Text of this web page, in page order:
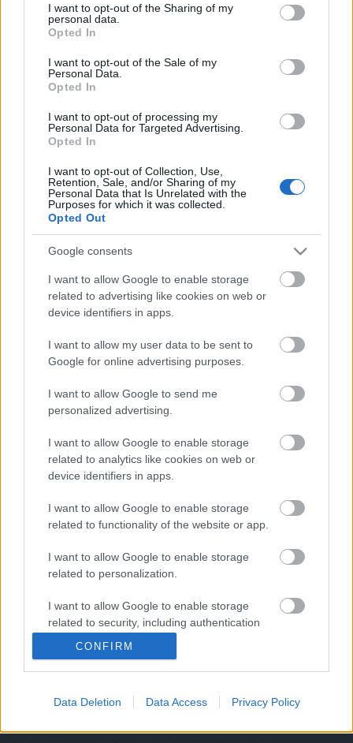
not limited to your visit or usage behaviour. You may click to
grant or deny consent to Google and its third-party tags to
use your data for below specified purposes in below Google
consent section.
I want to opt-out of the Sharing of my
personal data.
Opted In
I want to opt-out of the Sale of my
Personal Data.
Opted In
I want to opt-out of processing my
Personal Data for Targeted Advertising.
Opted In
I want to opt-out of Collection, Use,
Retention, Sale, and/or Sharing of my
Personal Data that Is Unrelated with the
Purposes for which it was collected.
Opted Out
Google consents
I want to allow Google to enable storage
related to advertising like cookies on web or
device identifiers in apps.
I want to allow my user data to be sent to
Google for online advertising purposes.
I want to allow Google to send me
personalized advertising.
I want to allow Google to enable storage
related to analytics like cookies on web or
device identifiers in apps.
I want to allow Google to enable storage
related to functionality of the website or app.
I want to allow Google to enable storage
related to personalization.
I want to allow Google to enable storage
related to security, including authentication
CONFIRM
Data Deletion Data Access Privacy Policy
mérföldköve a felülvizsgálat
árnyékában?
HIRDETÉS
Nem az üres, hanem az okosan működő
épület energiatakarékos
Megérkezett az eső a Duna
vízgyűjtőjére
Idén több mint 130 ezer tonna
KIEMELT
Megérkezett az eső a Duna